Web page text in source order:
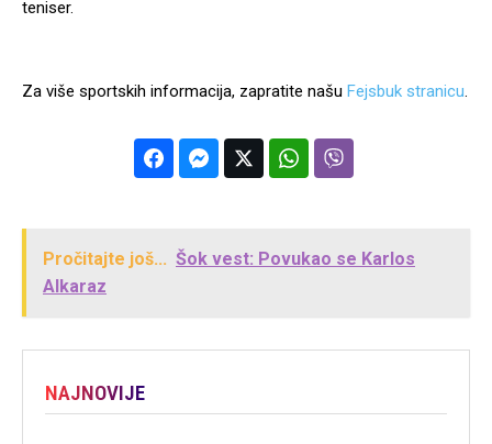
teniser.
Za više sportskih informacija, zapratite našu Fejsbuk stranicu
Pročitajte još... Šok vest: Povukao se Karlos
Alkaraz
NAJNOVIJE